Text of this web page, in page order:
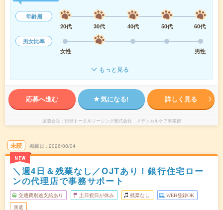
年齢層
20代
30代 40代 50代
60代
男女比率
女性
男性
もっと見る
応募へ進む 気になる! 詳しく見る
派遣会社 日研トータルソーシング株式会社 メディカルケア事業部
未読
NEW
掲載日 2026/08/04
＼週4日＆残業なし／OJTあり！銀行住宅ロー
ンの代理店で事務サポート
交通費別途支給あり 土日祝日が休み 残業なし WEB登録OK
派遣